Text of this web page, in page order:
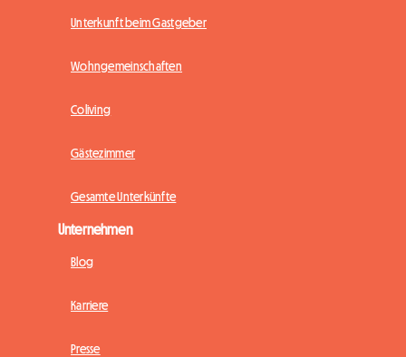
Unterkunft beim Gastgeber
Wohngemeinschaften
Coliving
Gästezimmer
Gesamte Unterkünfte
Unternehmen
Blog
Karriere
Presse